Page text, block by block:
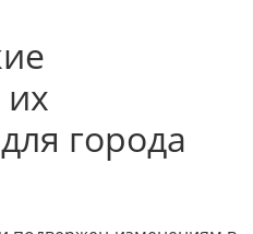
города